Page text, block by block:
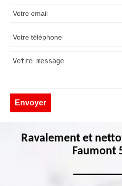
Ravalement et
Faumont